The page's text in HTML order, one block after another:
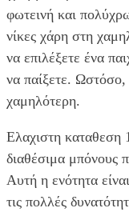
φωτεινή και
νίκες χάρη στη
να επιλέξετε ένα
να παίξετε. Ωστόσο,
χαμηλότερη.
Ελαχιστη καταθεση
διαθέσιμα μπόνους
Αυτή η ενότητα
τις πολλές